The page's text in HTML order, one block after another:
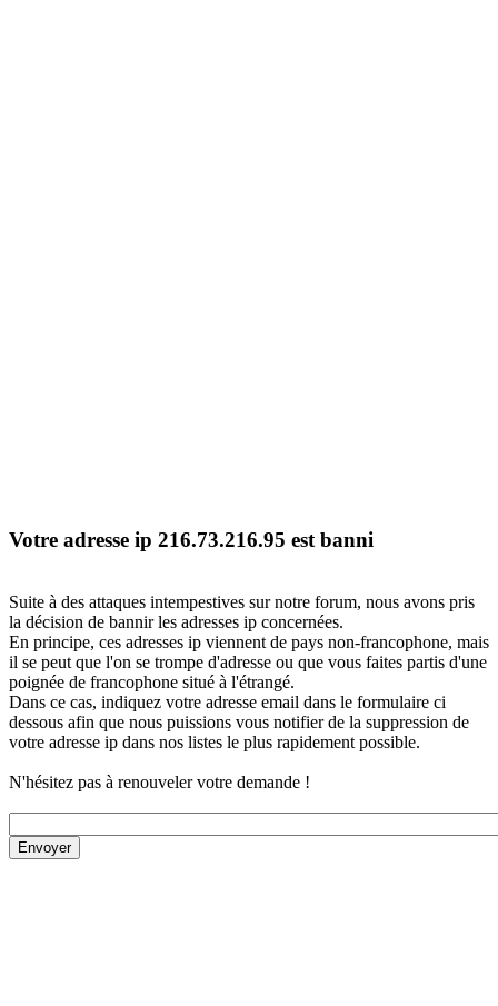
Votre adresse ip 216.73.216.95 est banni
Suite à des attaques intempestives sur notre forum, nous avons pris
la décision de bannir les adresses ip concernées.
En principe, ces adresses ip viennent de pays non-francophone, mais
il se peut que l'on se trompe d'adresse ou que vous faites partis d'une
poignée de francophone situé à l'étrangé.
Dans ce cas, indiquez votre adresse email dans le formulaire ci
dessous afin que nous puissions vous notifier de la suppression de
votre adresse ip dans nos listes le plus rapidement possible.
N'hésitez pas à renouveler votre demande !